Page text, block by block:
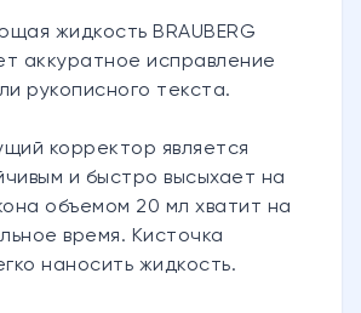
жидкость BRAUBERG
аккуратное исправление
рукописного текста.
корректор является
и быстро высыхает на
объемом 20 мл хватит на
время. Кисточка
наносить жидкость.